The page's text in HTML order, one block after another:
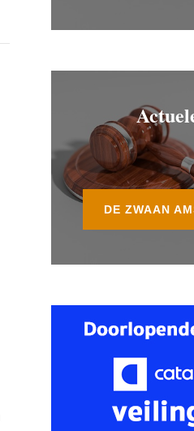
DE ZWAAN